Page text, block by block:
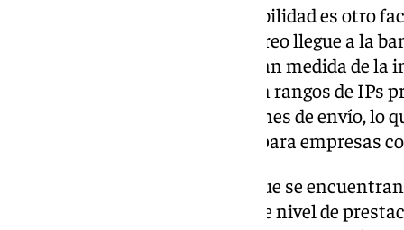
Más allá del soporte, la entregabilidad es otro
de email marketing. Que un correo llegue a la
carpeta de spam depende en gran medida de
plataforma. Mailrelay opera con rangos de
para gestionar grandes volúmenes de envío,
para pequeños negocios como para empresas
Para emprendedores y pymes que se
crecimiento, poder acceder a ese nivel de